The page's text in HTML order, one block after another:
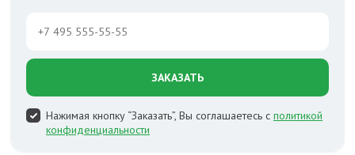
ЗАКАЗАТЬ
Нажимая кнопку “Заказать”, Вы соглашаетесь с политикой
конфиденциальности